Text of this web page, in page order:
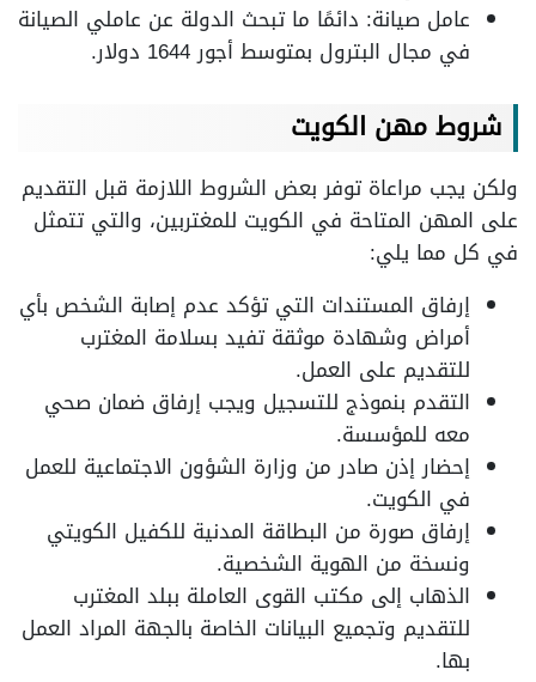
عامل صيانة: دائمًا ما تبحث الدولة عن عاملي الصيانة
في مجال البترول بمتوسط أجور 1644 دولار.
شروط مهن الكويت
ولكن يجب مراعاة توفر بعض الشروط اللازمة قبل التقديم
على المهن المتاحة في الكويت للمغتربين، والتي تتمثل
في كل مما يلي:
إرفاق المستندات التي تؤكد عدم إصابة الشخص بأي
أمراض وشهادة موثقة تفيد بسلامة المغترب
للتقديم على العمل.
التقدم بنموذج للتسجيل ويجب إرفاق ضمان صحي
معه للمؤسسة.
إحضار إذن صادر من وزارة الشؤون الاجتماعية للعمل
في الكويت.
إرفاق صورة من البطاقة المدنية للكفيل الكويتي
ونسخة من الهوية الشخصية.
الذهاب إلى مكتب القوى العاملة ببلد المغترب
للتقديم وتجميع البيانات الخاصة بالجهة المراد العمل
بها.